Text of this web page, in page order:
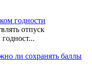
годности
отпуск